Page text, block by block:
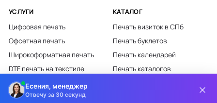
УСЛУГИ
Цифровая печать
Офсетная печать
Широкоформатная печать
DTF печать на текстиле
Лазерная гравировка
КАТАЛОГ
Печать визиток в СПб
Печать буклетов
Печать календарей
Печать каталогов
Есения, менеджер
Отвечу за 30 секунд